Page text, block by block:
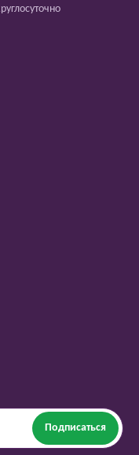
Подписаться